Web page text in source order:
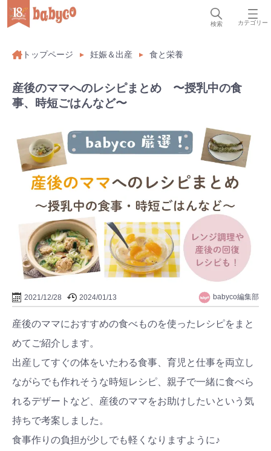
検索 カテゴリー
トップページ 妊娠＆出産 食と栄養
産後のママへのレシピまとめ 〜授乳中の食
事、時短ごはんなど〜
2021/12/28 2024/01/13 babyco編集部
産後のママにおすすめの食べものを使ったレシピをまと
めてご紹介します。
出産してすぐの体をいたわる食事、育児と仕事を両立し
ながらでも作れそうな時短レシピ、親子で一緒に食べら
れるデザートなど、産後のママをお助けしたいという気
持ちで考案しました。
食事作りの負担が少しでも軽くなりますように♪